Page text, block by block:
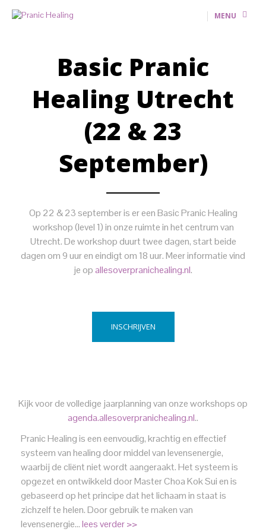
MENU
Basic Pranic
Healing Utrecht
(22 & 23
September)
Op 22 & 23 september is er een Basic Pranic Healing
workshop (level 1) in onze ruimte in het centrum van
Utrecht. De workshop duurt twee dagen, start beide
dagen om 9 uur en eindigt om 18 uur. Meer informatie vind
je opallesoverpranichealing.nl.
INSCHRIJVEN
Kijk voor de volledige jaarplanning van onze workshops op
agenda.allesoverpranichealing.nl..
Pranic Healing is een eenvoudig, krachtig en effectief
systeem van healing door middel van levensenergie,
waarbij de cliënt niet wordt aangeraakt. Het systeem is
opgezet en ontwikkeld door Master Choa Kok Sui en is
gebaseerd op het principe dat het lichaam in staat is
zichzelf te helen. Door gebruik te maken van
levensenergie…lees verder >>